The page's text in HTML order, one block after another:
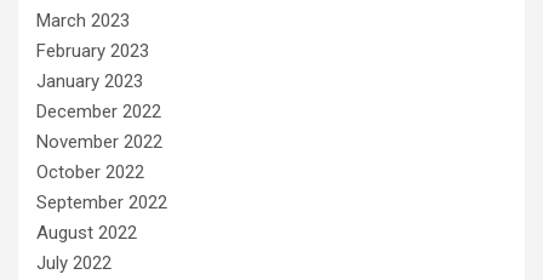
March 2023
February 2023
January 2023
December 2022
November 2022
October 2022
September 2022
August 2022
July 2022